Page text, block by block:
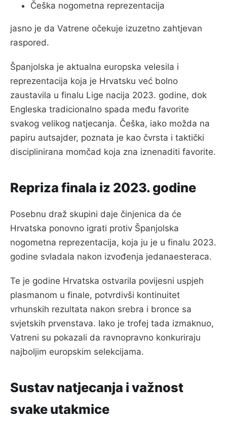
Češka nogometna reprezentacija
jasno je da Vatrene očekuje izuzetno zahtjevan
raspored.
Španjolska je aktualna europska velesila i
reprezentacija koja je Hrvatsku već bolno
zaustavila u finalu Lige nacija 2023. godine, dok
Engleska tradicionalno spada među favorite
svakog velikog natjecanja. Češka, iako možda na
papiru autsajder, poznata je kao čvrsta i taktički
disciplinirana momčad koja zna iznenaditi favorite.
Repriza finala iz 2023. godine
Posebnu draž skupini daje činjenica da će
Hrvatska ponovno igrati protiv Španjolska
nogometna reprezentacija, koja ju je u finalu 2023.
godine svladala nakon izvođenja jedanaesteraca.
Te je godine Hrvatska ostvarila povijesni uspjeh
plasmanom u finale, potvrdivši kontinuitet
vrhunskih rezultata nakon srebra i bronce sa
svjetskih prvenstava. Iako je trofej tada izmaknuo,
Vatreni su pokazali da ravnopravno konkuriraju
najboljim europskim selekcijama.
Sustav natjecanja i važnost
svake utakmice